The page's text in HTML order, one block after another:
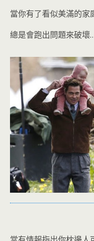
當你有了看似美滿的家
總是會跑出問題來破